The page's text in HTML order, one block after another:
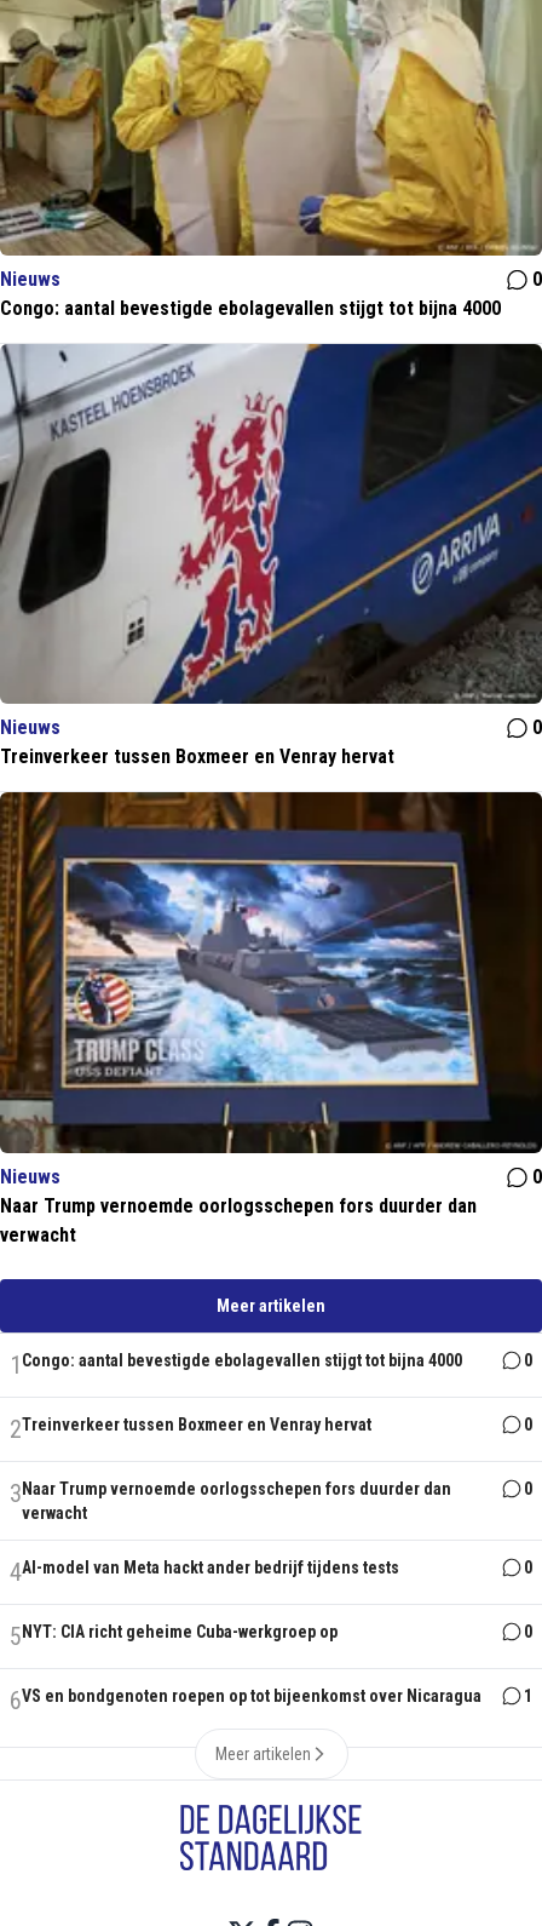
Nieuws
0
Congo: aantal bevestigde ebolagevallen stijgt tot bijna 4000
Nieuws
0
Treinverkeer tussen Boxmeer en Venray hervat
Nieuws
0
Naar Trump vernoemde oorlogsschepen fors duurder dan
verwacht
Meer artikelen
1 Congo: aantal bevestigde ebolagevallen stijgt tot bijna 4000 0
2Treinverkeer tussen Boxmeer en Venray hervat 0
3 Naar Trump vernoemde oorlogsschepen fors duurder dan
verwacht
0
4AI-model van Meta hackt ander bedrijf tijdens tests 0
5 NYT: CIA richt geheime Cuba-werkgroep op 0
6VS en bondgenoten roepen op tot bijeenkomst over Nicaragua 1
Meer artikelen